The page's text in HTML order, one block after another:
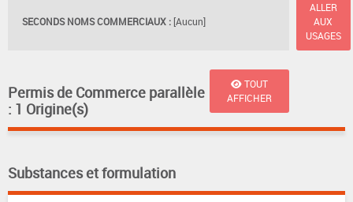
SECONDS NOMS COMMERCIAUX : [Aucun]
ALLER
AUX
USAGES
Permis de Commerce parallèle
: 1 Origine(s)
TOUT
AFFICHER
Substances et formulation